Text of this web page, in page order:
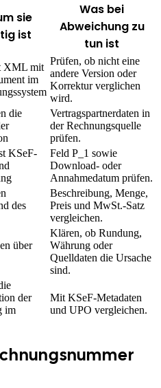
sie
ist
Was bei
Abweichung zu
tun ist
XML mit
im
Prüfen, ob nicht eine
andere Version oder
Korrektur verglichen
wird.
die
Vertragspartnerdaten in
der Rechnungsquelle
prüfen.
KSeF-
Feld P_1 sowie
Download- oder
Annahmedatum prüfen.
des
Beschreibung, Menge,
Preis und MwSt.-Satz
vergleichen.
über
Klären, ob Rundung,
Währung oder
Quelldaten die Ursache
sind.
der
im
Mit KSeF-Metadaten
und UPO vergleichen.